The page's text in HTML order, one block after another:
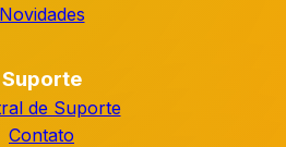
Novidades
Suporte
de Suporte
Contato